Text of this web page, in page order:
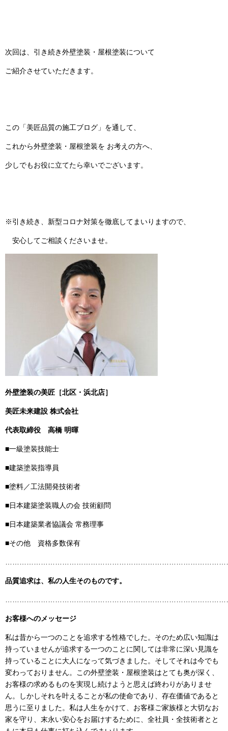
次回は、引き続き外壁塗装・屋根塗装について
ご紹介させていただきます。
この「美匠品質の施工ブログ」を通して、
これから外壁塗装・屋根塗装を お考えの方へ、
少しでもお役に立てたら幸いでございます。
※引き続き、新型コロナ対策を徹底してまいりますので、
安心してご相談くださいませ。
外壁塗装の美匠［北区・浜北店］
美匠未来建設 株式会社
代表取締役 高橋 明暉
■一級塗装技能士
■建築塗装指導員
■塗料／工法開発技術者
■日本建築塗装職人の会 技術顧問
■日本建築業者協議会 常務理事
■その他 資格多数保有
品質追求は、私の人生そのものです。
お客様へのメッセージ
私は昔から一つのことを追求する性格でした。そのため広い知識は
持っていませんが追求する一つのことに関しては非常に深い見識を
持っていることに大人になって気づきました。そしてそれは今でも
変わっておりません。この外壁塗装・屋根塗装はとても奥が深く、
お客様の求めるものを実現し続けようと思えば終わりがありませ
ん。しかしそれを叶えることが私の使命であり、存在価値であると
思うに至りました。私は人生をかけて、お客様ご家族様と大切なお
家を守り、末永い安心をお届けするために、全社員・全技術者とと